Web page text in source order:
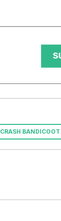
CRASH BANDICOOT